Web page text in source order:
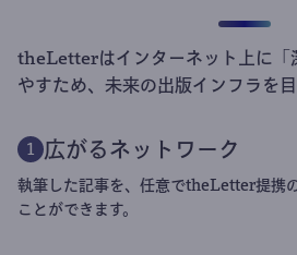
theLetterはインターネット上に「
やすため、未来の出版インフラを
1 広がるネットワーク
執筆した記事を、任意でtheLetter提携
ことができます。